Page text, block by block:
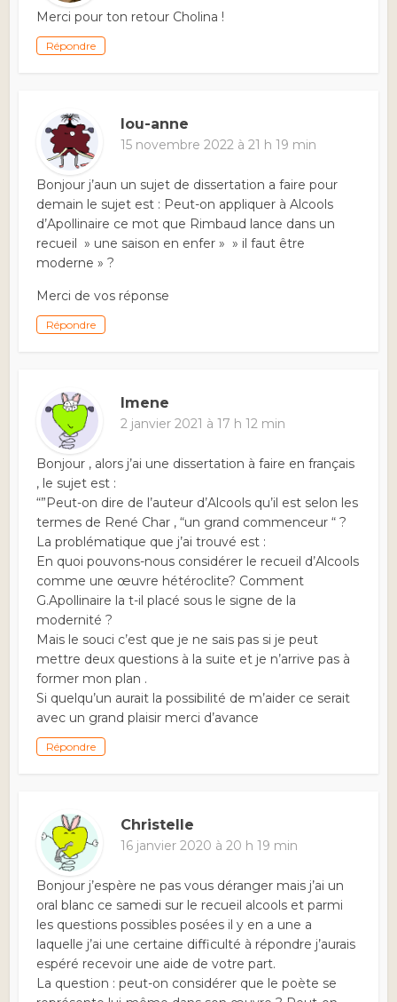
Merci pour ton retour Cholina !
Répondre
lou-anne
15 novembre 2022 à 21 h 19 min
Bonjour j’aun un sujet de dissertation a faire pour
demain le sujet est : Peut-on appliquer à Alcools
d’Apollinaire ce mot que Rimbaud lance dans un
recueil » une saison en enfer » » il faut être
moderne » ?
Merci de vos réponse
Répondre
Imene
2 janvier 2021 à 17 h 12 min
Bonjour , alors j’ai une dissertation à faire en français
, le sujet est :
“”Peut-on dire de l’auteur d’Alcools qu’il est selon les
termes de René Char , “un grand commenceur “ ?
La problématique que j’ai trouvé est :
En quoi pouvons-nous considérer le recueil d’Alcools
comme une œuvre hétéroclite? Comment
G.Apollinaire la t-il placé sous le signe de la
modernité ?
Mais le souci c’est que je ne sais pas si je peut
mettre deux questions à la suite et je n’arrive pas à
former mon plan .
Si quelqu’un aurait la possibilité de m’aider ce serait
avec un grand plaisir merci d’avance
Répondre
Christelle
16 janvier 2020 à 20 h 19 min
Bonjour j’espère ne pas vous déranger mais j’ai un
oral blanc ce samedi sur le recueil alcools et parmi
les questions possibles posées il y en a une a
laquelle j’ai une certaine difficulté à répondre j’aurais
espéré recevoir une aide de votre part.
La question : peut-on considérer que le poète se